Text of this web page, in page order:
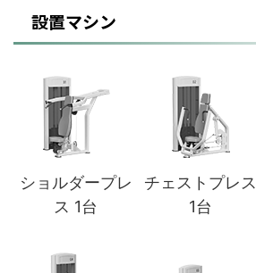
設置マシン
ショルダープレ
ス 1台
チェストプレス
1台